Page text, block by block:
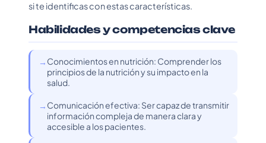
si te identificas con estas características.
Habilidades y competencias clave
Conocimientos en nutrición: Comprender los
principios de la nutrición y su impacto en la
salud.
Comunicación efectiva: Ser capaz de transmitir
información compleja de manera clara y
accesible a los pacientes.